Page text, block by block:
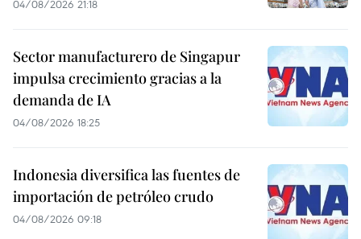
04/08/2026 21:18
Sector manufacturero de Singapur
impulsa crecimiento gracias a la
demanda de IA
04/08/2026 18:25
Indonesia diversifica las fuentes de
importación de petróleo crudo
04/08/2026 09:18